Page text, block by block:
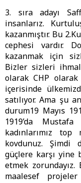
3. sıra adayı
insanlarız.
kazanmıştır. Bu
cephesi vardır.
kazanmak için
Bizler sizleri
olarak CHP
içerisinde
satılıyor. Ama şu
durum19 Mayıs
1919’da
kadınlarımız
kovdunuz. Şimdi
güçlere karşı yine
etmek
maalesef